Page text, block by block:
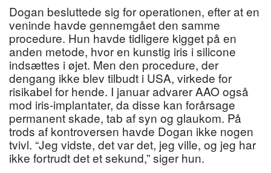
Dogan besluttede sig for operationen, efter at en
veninde havde gennemgået den samme
procedure. Hun havde tidligere kigget på en
anden metode, hvor en kunstig iris i silicone
indsættes i øjet. Men den procedure, der
dengang ikke blev tilbudt i USA, virkede for
risikabel for hende. I januar advarer AAO også
mod iris-implantater, da disse kan forårsage
permanent skade, tab af syn og glaukom. På
trods af kontroversen havde Dogan ikke nogen
tvivl. “Jeg vidste, det var det, jeg ville, og jeg har
ikke fortrudt det et sekund,” siger hun.